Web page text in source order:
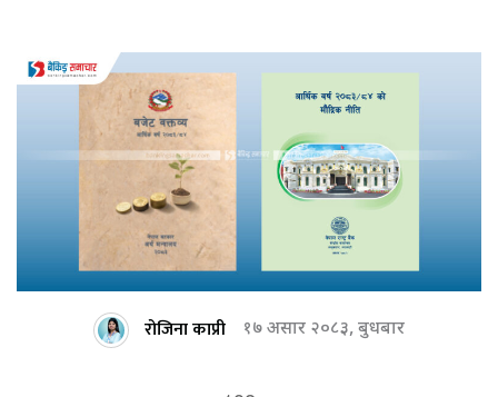
रोजिना काप्री १७ असार २०८३, बुधबार